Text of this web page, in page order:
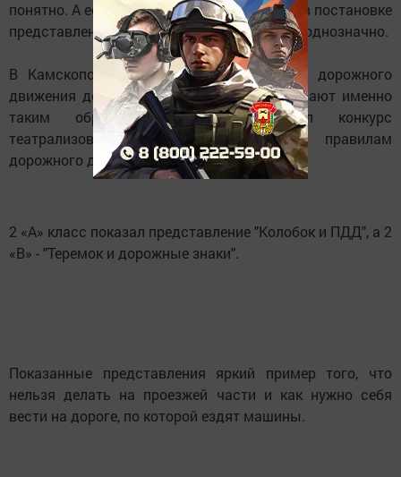
понятно. А если дети сами примут участие в постановке
представления, то правила запомнятся им однозначно.
В Камскополянской школе №2 правила дорожного
движения дети начальных классов усваивают именно
таким образом. В школе прошел конкурс
театрализованных представлений по правилам
дорожного движения.
2 «А» класс показал представление "Колобок и ПДД", а 2
«В» - "Теремок и дорожные знаки".
Показанные представления яркий пример того, что
нельзя делать на проезжей части и как нужно себя
вести на дороге, по которой ездят машины.